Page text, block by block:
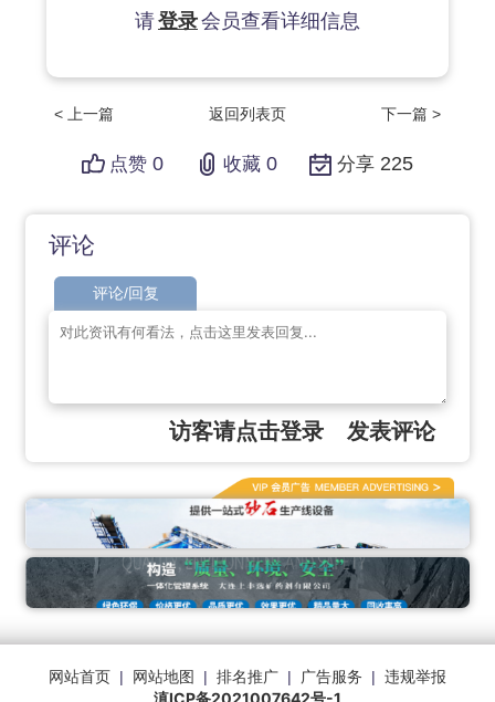
请登录会员查看详细信息
< 上一篇 返回列表页 下一篇 >
点赞 0 收藏 0 分享 225
评论
评论/回复
访客请点击登录 发表评论
网站首页 | 网站地图 | 排名推广 | 广告服务 | 违规举报
滇ICP备2021007642号-1